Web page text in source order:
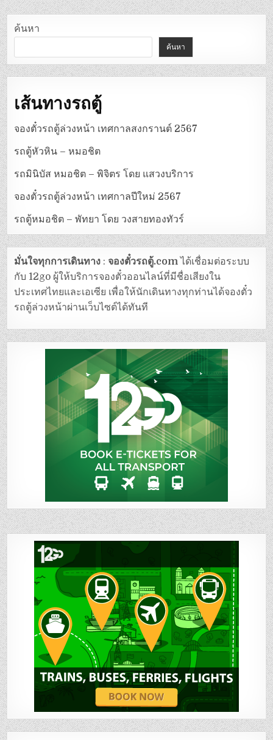
ค้นหา
ค้นหา
เส้นทางรถตู้
จองตั๋วรถตู้ล่วงหน้า เทศกาลสงกรานต์ 2567
รถตู้หัวหิน – หมอชิต
รถมินิบัส หมอชิต – พิจิตร โดย แสวงบริการ
จองตั๋วรถตู้ล่วงหน้า เทศกาลปีใหม่ 2567
รถตู้หมอชิต – พัทยา โดย วงสายทองทัวร์
มั่นใจทุกการเดินทาง :จองตั๋วรถตู้.comได้เชื่อมต่อระบบ
กับ 12go ผู้ให้บริการจองตั๋วออนไลน์ที่มีชื่อเสียงใน
ประเทศไทยและเอเซีย เพื่อให้นักเดินทางทุกท่านได้จองตั๋ว
รถตู้ล่วงหน้าผ่านเว็บไซต์ได้ทันที